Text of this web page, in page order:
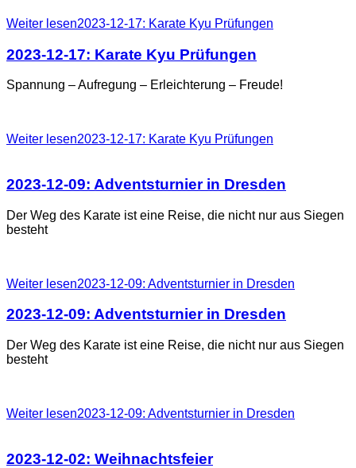
Weiter lesen2023-12-17: Karate Kyu Prüfungen
2023-12-17: Karate Kyu Prüfungen
Spannung – Aufregung – Erleichterung – Freude!
Weiter lesen2023-12-17: Karate Kyu Prüfungen
2023-12-09: Adventsturnier in Dresden
Der Weg des Karate ist eine Reise, die nicht nur aus Siegen
besteht
Weiter lesen2023-12-09: Adventsturnier in Dresden
2023-12-09: Adventsturnier in Dresden
Der Weg des Karate ist eine Reise, die nicht nur aus Siegen
besteht
Weiter lesen2023-12-09: Adventsturnier in Dresden
2023-12-02: Weihnachtsfeier